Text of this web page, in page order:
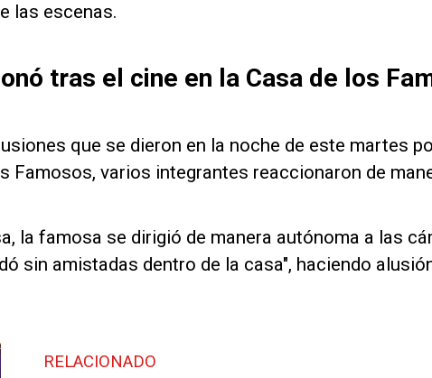
las escenas.
tras el cine en la Casa de los
que se dieron en la noche de este martes
Famosos, varios integrantes reaccionaron de
la famosa se dirigió de manera autónoma a las
sin amistadas dentro de la casa", haciendo
RELACIONADO